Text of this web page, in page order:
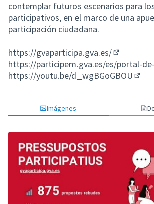
contemplar futuros escenarios para
participativos, en el marco de una
participación ciudadana.
https://gvaparticipa.gva.es/
(Enlace
https://participem.gva.es/es/portal-
https://youtu.be/d_wgBGoGBOU
Imágenes